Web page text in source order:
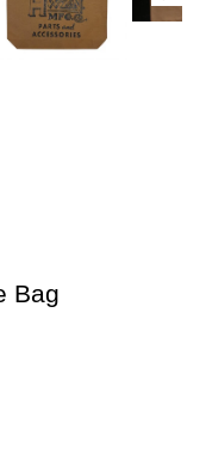
Bag